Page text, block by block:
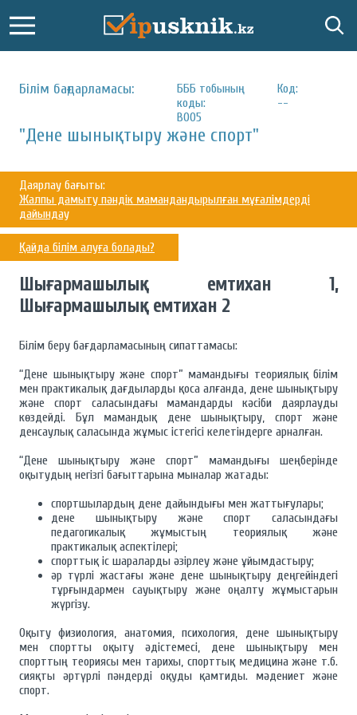
Білім бағдарламасы:
БББ тобының
коды:
В005
Код:
--
"Дене шынықтыру және спорт"
Даярлау бағыты:
Жалпы дамыту пәндік мамандандырылған мұғалімдерді
дайындау
Қайда білім алуға болады?
Шығармашылық емтихан 1,
Шығармашылық емтихан 2
Білім беру бағдарламасының сипаттамасы:
“Дене шынықтыру және спорт” мамандығы теориялық білім
мен практикалық дағдыларды қоса алғанда, дене шынықтыру
және спорт саласындағы мамандарды кәсіби даярлауды
көздейді. Бұл мамандық дене шынықтыру, спорт және
денсаулық саласында жұмыс істегісі келетіндерге арналған.
“Дене шынықтыру және спорт” мамандығы шеңберінде
оқытудың негізгі бағыттарына мыналар жатады:
спортшылардың дене дайындығы мен жаттығулары;
дене шынықтыру және спорт саласындағы
педагогикалық жұмыстың теориялық және
практикалық аспектілері;
спорттық іс шараларды әзірлеу және ұйымдастыру;
әр түрлі жастағы және дене шынықтыру деңгейіндегі
тұрғындармен сауықтыру және оңалту жұмыстарын
жүргізу.
Оқыту физиология, анатомия, психология, дене шынықтыру
мен спортты оқыту әдістемесі, дене шынықтыру мен
спорттың теориясы мен тарихы, спорттық медицина және т.б.
сияқты әртүрлі пәндерді оқуды қамтиды. мәдениет және
спорт.